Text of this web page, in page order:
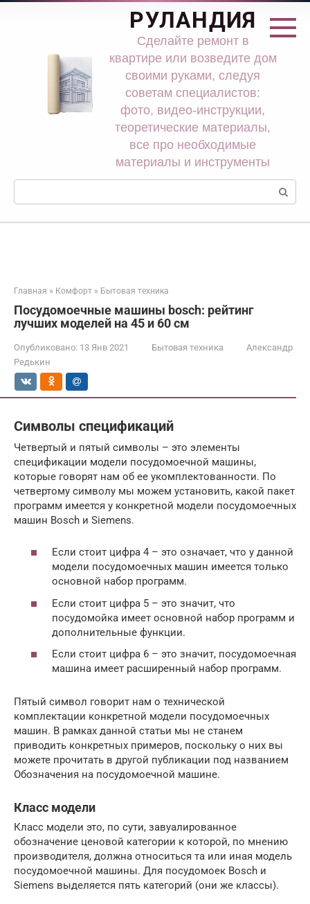
Перейти
РУЛАНДИЯ
Сделайте ремонт в
квартире или возведите дом
своими руками, следуя
советам специалистов:
фото, видео-инструкции,
теоретические материалы,
все про необходимые
материалы и инструменты
Поиск:
Главная » Комфорт » Бытовая техника
Посудомоечные машины bosch: рейтинг
лучших моделей на 45 и 60 см
Опубликовано: 13 Янв 2021 Бытовая техника
Александр
Редькин
Символы спецификаций
Четвертый и пятый символы – это элементы
спецификации модели посудомоечной машины,
которые говорят нам об ее укомплектованности. По
четвертому символу мы можем установить, какой пакет
программ имеется у конкретной модели посудомоечных
машин Bosch и Siemens.
Если стоит цифра 4 – это означает, что у данной
модели посудомоечных машин имеется только
основной набор программ.
Если стоит цифра 5 – это значит, что
посудомойка имеет основной набор программ и
дополнительные функции.
Если стоит цифра 6 – это значит, посудомоечная
машина имеет расширенный набор программ.
Пятый символ говорит нам о технической
комплектации конкретной модели посудомоечных
машин. В рамках данной статьи мы не станем
приводить конкретных примеров, поскольку о них вы
можете прочитать в другой публикации под названием
Обозначения на посудомоечной машине.
Класс модели
Класс модели это, по сути, завуалированное
обозначение ценовой категории к которой, по мнению
производителя, должна относиться та или иная модель
посудомоечной машины. Для посудомоек Bosch и
Siemens выделяется пять категорий (они же классы).